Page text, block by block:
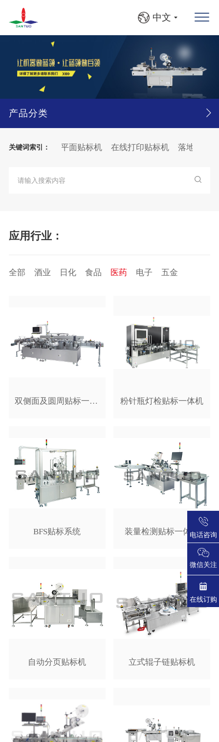
中文
产品分类
关键词索引：
品追溯系统 平面贴标机 在线打印贴标机 落地贴标机
应用行业：
全部 酒业 日化 食品 医药 电子 五金
双侧面及圆周贴标一体机 粉针瓶灯检贴标一体机
BFS贴标系统 装量检测贴标一体机
自动分页贴标机 立式辊子链贴标机
电话咨询
微信关注
在线订购